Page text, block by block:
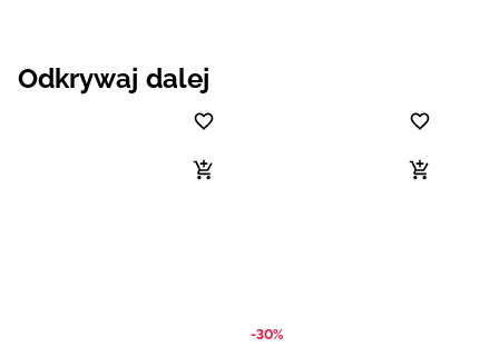
Odkrywaj dalej
-30%